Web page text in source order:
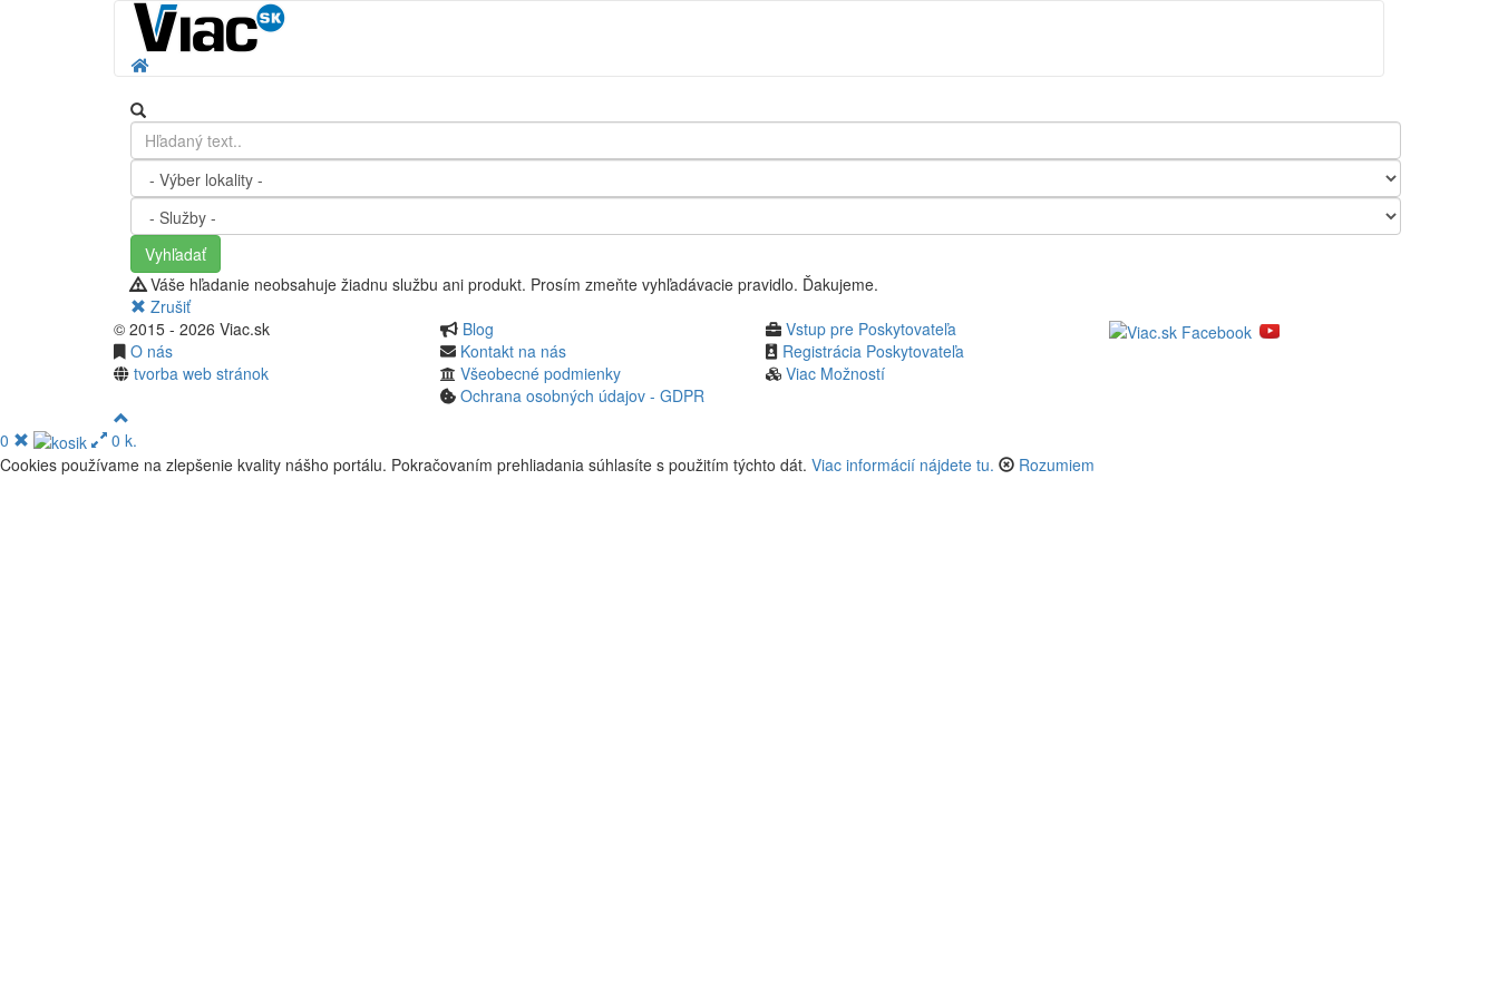
Vyhľadať
Váše hľadanie neobsahuje žiadnu službu ani produkt. Prosím zmeňte vyhľadávacie pravidlo. Ďakujeme.
Zrušiť
© 2015 - 2026 Viac.sk
O nás
tvorba web stránok
Blog
Kontakt na nás
Všeobecné podmienky
Ochrana osobných údajov - GDPR
Vstup pre Poskytovateľa
Registrácia Poskytovateľa
Viac Možností
0
0 k.
Cookies používame na zlepšenie kvality nášho portálu. Pokračovaním prehliadania súhlasíte s použitím týchto dát. Viac informácií nájdete tu. Rozumiem